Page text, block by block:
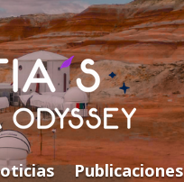
Publicaciones